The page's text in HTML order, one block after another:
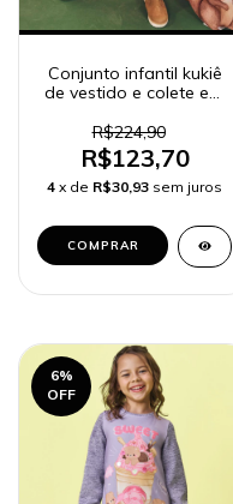
Conjunto infantil kukiê
de vestido e colete em
R$224,90
R$123,70
4 x de R$30,93 sem juros
COMPRAR
6%
OFF